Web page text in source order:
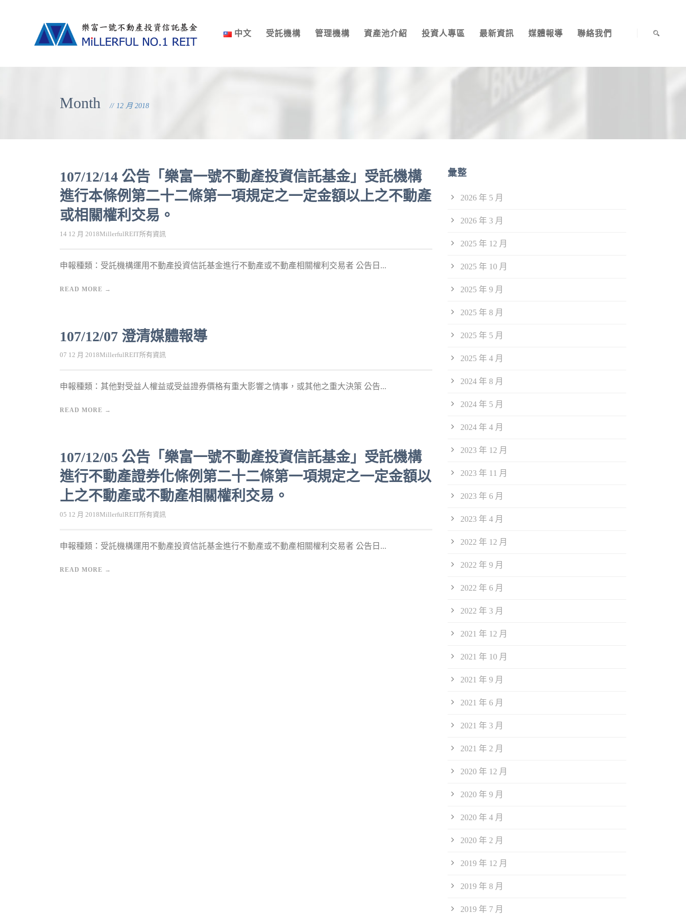
中文 受託機構 管理機構 資產池介紹 投資人專區 最新資訊 媒體報導 聯絡我們
Month 12 月 2018
107/12/14 公告「樂富一號不動產投資信託基金」受託機構
進行本條例第二十二條第一項規定之一定金額以上之不動產
或相關權利交易。
14 12 月 2018MillerfulREIT所有資訊
申報種類：受託機構運用不動產投資信託基金進行不動產或不動產相關權利交易者 公告日...
READ MORE →
107/12/07 澄清媒體報導
07 12 月 2018MillerfulREIT所有資訊
申報種類：其他對受益人權益或受益證券價格有重大影響之情事，或其他之重大決策 公告...
READ MORE →
107/12/05 公告「樂富一號不動產投資信託基金」受託機構
進行不動產證券化條例第二十二條第一項規定之一定金額以
上之不動產或不動產相關權利交易。
05 12 月 2018MillerfulREIT所有資訊
申報種類：受託機構運用不動產投資信託基金進行不動產或不動產相關權利交易者 公告日...
READ MORE →
彙整
2026 年 5 月
2026 年 3 月
2025 年 12 月
2025 年 10 月
2025 年 9 月
2025 年 8 月
2025 年 5 月
2025 年 4 月
2024 年 8 月
2024 年 5 月
2024 年 4 月
2023 年 12 月
2023 年 11 月
2023 年 6 月
2023 年 4 月
2022 年 12 月
2022 年 9 月
2022 年 6 月
2022 年 3 月
2021 年 12 月
2021 年 10 月
2021 年 9 月
2021 年 6 月
2021 年 3 月
2021 年 2 月
2020 年 12 月
2020 年 9 月
2020 年 4 月
2020 年 2 月
2019 年 12 月
2019 年 8 月
2019 年 7 月